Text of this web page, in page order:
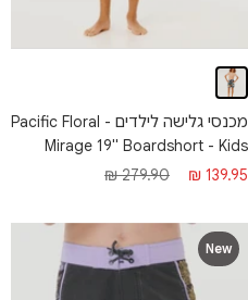
מכנסי גלישה לילדים - Pacific Floral
Mirage 19" Boardshort - Kids
מחיר
139.95 ₪
מחיר
279.90 ₪
New